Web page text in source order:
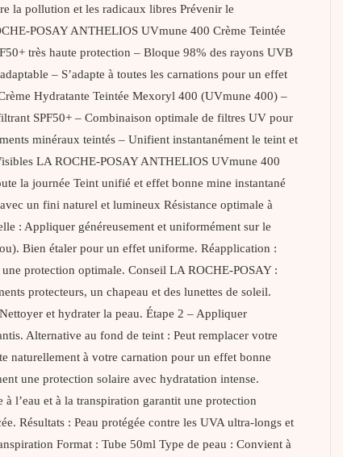
la pollution et les radicaux libres Prévenir le
POSAY ANTHELIOS UVmune 400 Crème Teintée
très haute protection – Bloque 98% des rayons UVB
– S’adapte à toutes les carnations pour un effet
Hydratante Teintée Mexoryl 400 (UVmune 400) –
SPF50+ – Combinaison optimale de filtres UV pour
minéraux teintés – Unifient instantanément le teint et
LA ROCHE-POSAY ANTHELIOS UVmune 400
la journée Teint unifié et effet bonne mine instantané
un fini naturel et lumineux Résistance optimale à
: Appliquer généreusement et uniformément sur le
Bien étaler pour un effet uniforme. Réapplication :
protection optimale. Conseil LA ROCHE-POSAY :
protecteurs, un chapeau et des lunettes de soleil.
et hydrater la peau. Étape 2 – Appliquer
Alternative au fond de teint : Peut remplacer votre
naturellement à votre carnation pour un effet bonne
une protection solaire avec hydratation intense.
l’eau et à la transpiration garantit une protection
Résultats : Peau protégée contre les UVA ultra-longs et
Format : Tube 50ml Type de peau : Convient à